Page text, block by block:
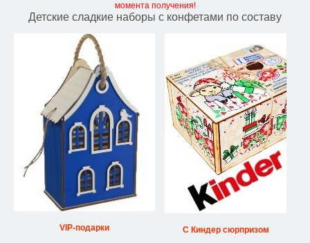
момента получения!
Детские сладкие наборы с конфетами по составу
VIP-подарки С Киндер сюрпризом